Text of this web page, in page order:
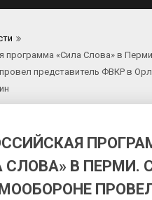
программа «Сила Слова» в
представитель ФВКР в
СЛОВА» В ПЕРМИ.
ПРОВЕЛ